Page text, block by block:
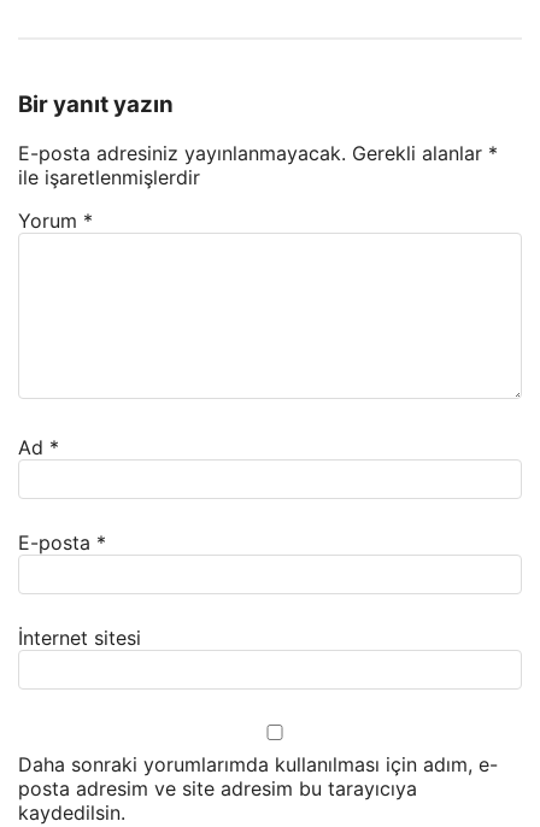
Bir yanıt yazın
E-posta adresiniz yayınlanmayacak. Gerekli alanlar *
ile işaretlenmişlerdir
Yorum *
Ad *
E-posta *
İnternet sitesi
Daha sonraki yorumlarımda kullanılması için adım, e-
posta adresim ve site adresim bu tarayıcıya
kaydedilsin.